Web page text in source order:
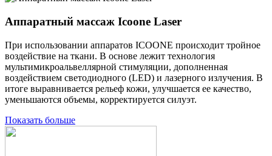
Аппаратный массаж Icoone Laser
При использовании аппаратов ICOONE происходит тройное
воздействие на ткани. В основе лежит технология
мультимикроальвеллярной стимуляции, дополненная
воздействием светодиодного (LED) и лазерного излучения. В
итоге выравнивается рельеф кожи, улучшается ее качество,
уменьшаются объемы, корректируется силуэт.
Показать больше